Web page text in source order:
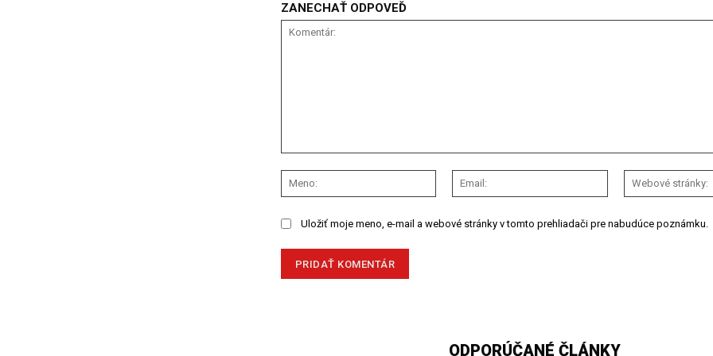
ZANECHAŤ ODPOVEĎ
Meno:
Email:
Uložiť moje meno, e-mail a webové stránky v tomto prehliadači pre nabudúce poznámku.
ODPORÚČANÉ ČLÁNKY